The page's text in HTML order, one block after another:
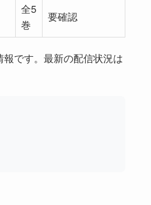
全5
巻
要確認
です。最新の配信状況は